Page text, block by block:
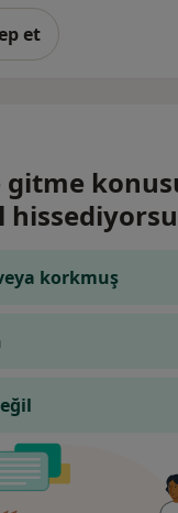
et
gitme
korkmuş